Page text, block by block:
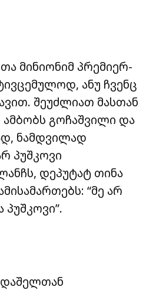
მინიონიმ პრემიერ-
ანუ ჩვენც
შეუძლიათ მასთან
ამბობს გოჩაშვილი და
ნამდვილად
პუშკოვი
დეპუტატ თინა
“მე არ
პუშკოვი”.